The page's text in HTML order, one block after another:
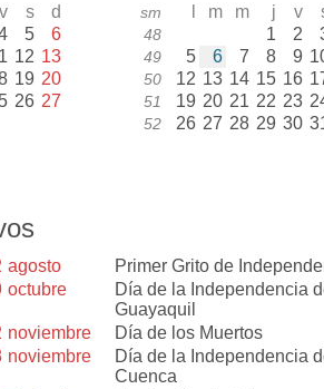
v s d
5 6
12 13
19 20
26 27
sm m m j v
48 1 2
49 5 6 7 8 9
50 12 13 14 15 16
51 19 20 21 22 23
52 26 27 28 29 30
agosto
Primer Grito de
octubre
Día de la Independencia
Guayaquil
noviembre
Día de los Muertos
noviembre
Día de la Independencia
Cuenca